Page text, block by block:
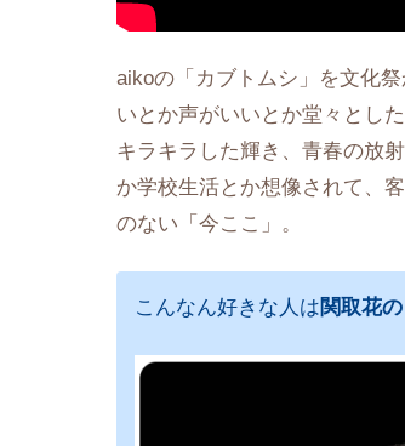
aikoの「カブトムシ」を文化
いとか声がいいとか堂々とし
キラキラした輝き、青春の放
か学校生活とか想像されて、
のない「今ここ」。
こんなん好きな人は関取花の